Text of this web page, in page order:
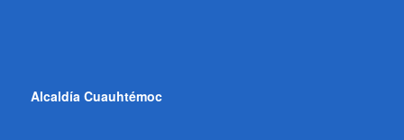
Alcaldía Cuauhtémoc